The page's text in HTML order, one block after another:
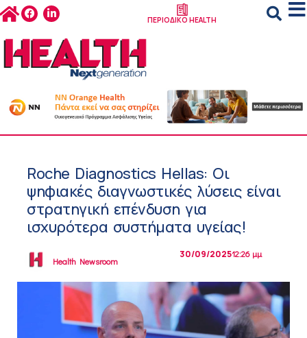
ΠΕΡΙΟΔΙΚΟ HEALTH
Roche Diagnostics Hellas: Οι
ψηφιακές διαγνωστικές λύσεις είναι
στρατηγική επένδυση για
ισχυρότερα συστήματα υγείας!
Health Newsroom
30/09/202512:26 μμ